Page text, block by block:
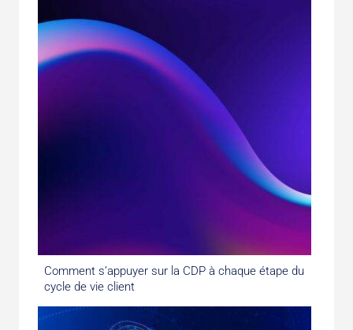
Comment s’appuyer sur la CDP à chaque étape du
cycle de vie client